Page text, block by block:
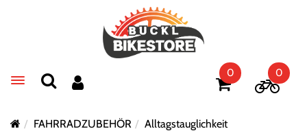
Toggle navigation
0 0
FAHRRADZUBEHÖR
Alltagstauglichkeit